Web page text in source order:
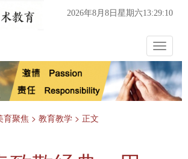
2026年8月8日星期六13:29:10
Toggle
育聚焦 > 教育教学 > 正文